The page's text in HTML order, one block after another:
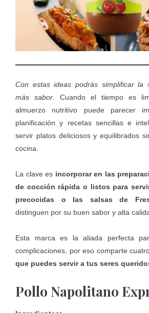
Con estas ideas podrás simplificar la
más sabor. Cuando el tiempo es
almuerzo nutritivo puede parecer
planificación y recetas sencillas e
servir platos deliciosos y equilibrados
cocina.
La clave es incorporar en las
de cocción rápida o listos para
precocidas o las salsas de
distinguen por su buen sabor y alta
Esta marca es la aliada perfecta
complicaciones, por eso comparte
que puedes servir a tus seres
Pollo Napolitano